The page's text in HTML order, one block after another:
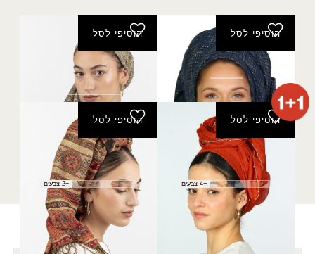
הוסיפי לסל
צעיף גדות
הוסיפי לסל
פשמינה מיקה נצנץ
₪40.00
הוסיפי לסל
מטפחת מיטל
₪50.00
+4 צבעים
הוסיפי לסל
פשמינה פסים זהב
₪40.00
+2 צבעים